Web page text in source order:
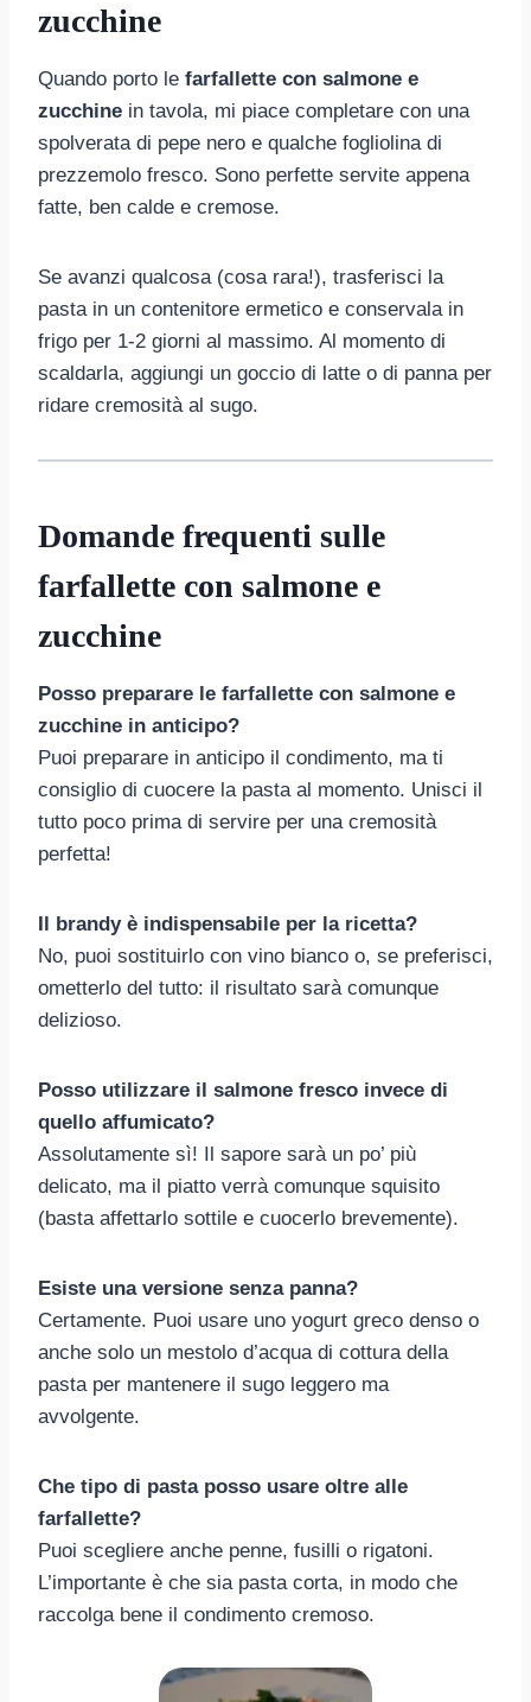
zucchine
Quando porto le farfallette con salmone e
zucchine in tavola, mi piace completare con una
spolverata di pepe nero e qualche fogliolina di
prezzemolo fresco. Sono perfette servite appena
fatte, ben calde e cremose.
Se avanzi qualcosa (cosa rara!), trasferisci la
pasta in un contenitore ermetico e conservala in
frigo per 1-2 giorni al massimo. Al momento di
scaldarla, aggiungi un goccio di latte o di panna per
ridare cremosità al sugo.
Domande frequenti sulle
farfallette con salmone e
zucchine
Posso preparare le farfallette con salmone e
zucchine in anticipo?
Puoi preparare in anticipo il condimento, ma ti
consiglio di cuocere la pasta al momento. Unisci il
tutto poco prima di servire per una cremosità
perfetta!
Il brandy è indispensabile per la ricetta?
No, puoi sostituirlo con vino bianco o, se preferisci,
ometterlo del tutto: il risultato sarà comunque
delizioso.
Posso utilizzare il salmone fresco invece di
quello affumicato?
Assolutamente sì! Il sapore sarà un po’ più
delicato, ma il piatto verrà comunque squisito
(basta affettarlo sottile e cuocerlo brevemente).
Esiste una versione senza panna?
Certamente. Puoi usare uno yogurt greco denso o
anche solo un mestolo d’acqua di cottura della
pasta per mantenere il sugo leggero ma
avvolgente.
Che tipo di pasta posso usare oltre alle
farfallette?
Puoi scegliere anche penne, fusilli o rigatoni.
L’importante è che sia pasta corta, in modo che
raccolga bene il condimento cremoso.